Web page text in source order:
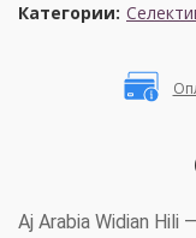
Категории:
Aj Arabia Widian Hili